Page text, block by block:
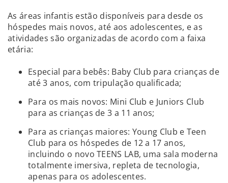
As áreas infantis estão disponíveis para desde os
hóspedes mais novos, até aos adolescentes, e as
atividades são organizadas de acordo com a faixa
etária:
Especial para bebês: Baby Club para crianças de
até 3 anos, com tripulação qualificada;
Para os mais novos: Mini Club e Juniors Club
para as crianças de 3 a 11 anos;
Para as crianças maiores: Young Club e Teen
Club para os hóspedes de 12 a 17 anos,
incluindo o novo TEENS LAB, uma sala moderna
totalmente imersiva, repleta de tecnologia,
apenas para os adolescentes.